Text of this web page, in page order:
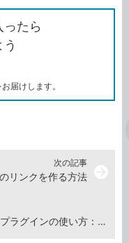
ッ
ク
を
コ
たら
届けします。
WordPress「PubSubHubbub」プラグインの使い方：新着記事をいち早く検索エンジンに知らせる
次の記事
リンクを作る方法